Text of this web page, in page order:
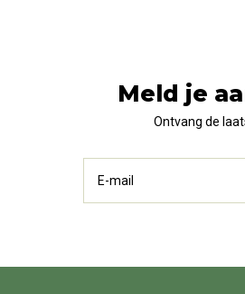
Meld je
Ontvang de